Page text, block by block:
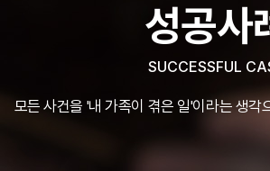
성공사
SUCCESSFUL
모든 사건을 '내 가족이 겪은 일'이라는 생각